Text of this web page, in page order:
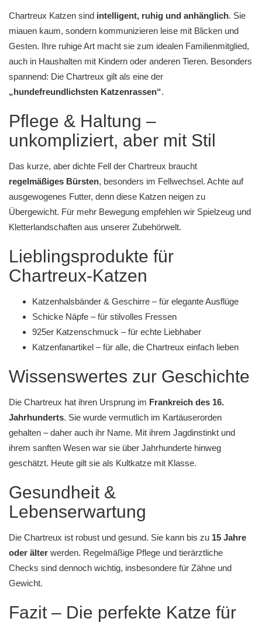
Chartreux Katzen sind intelligent, ruhig und anhänglich. Sie
miauen kaum, sondern kommunizieren leise mit Blicken und
Gesten. Ihre ruhige Art macht sie zum idealen Familienmitglied,
auch in Haushalten mit Kindern oder anderen Tieren. Besonders
spannend: Die Chartreux gilt als eine der
„hundefreundlichsten Katzenrassen“.
Pflege & Haltung –
unkompliziert, aber mit Stil
Das kurze, aber dichte Fell der Chartreux braucht
regelmäßiges Bürsten, besonders im Fellwechsel. Achte auf
ausgewogenes Futter, denn diese Katzen neigen zu
Übergewicht. Für mehr Bewegung empfehlen wir Spielzeug und
Kletterlandschaften aus unserer Zubehörwelt.
Lieblingsprodukte für
Chartreux-Katzen
Katzenhalsbänder & Geschirre – für elegante Ausflüge
Schicke Näpfe – für stilvolles Fressen
925er Katzenschmuck – für echte Liebhaber
Katzenfanartikel – für alle, die Chartreux einfach lieben
Wissenswertes zur Geschichte
Die Chartreux hat ihren Ursprung im Frankreich des 16.
Jahrhunderts. Sie wurde vermutlich im Kartäuserorden
gehalten – daher auch ihr Name. Mit ihrem Jagdinstinkt und
ihrem sanften Wesen war sie über Jahrhunderte hinweg
geschätzt. Heute gilt sie als Kultkatze mit Klasse.
Gesundheit &
Lebenserwartung
Die Chartreux ist robust und gesund. Sie kann bis zu 15 Jahre
oder älter werden. Regelmäßige Pflege und tierärztliche
Checks sind dennoch wichtig, insbesondere für Zähne und
Gewicht.
Fazit – Die perfekte Katze für